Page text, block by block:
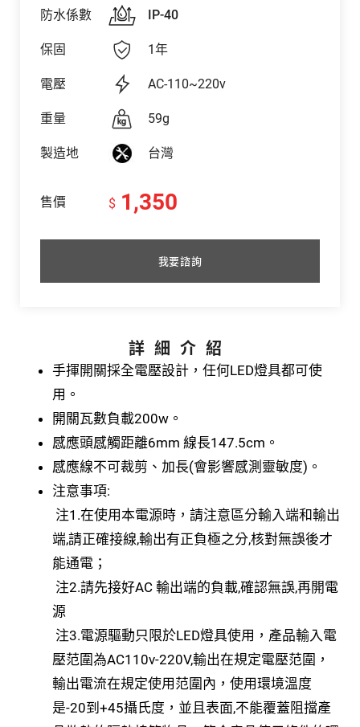
防水係數 IP-40
保固 1年
電壓 AC-110~220v
重量 59g
製造地 台灣
售價 $ 1,350
我要諮詢
詳細介紹
手揮開關採全電壓設計，任何LED燈具都可使
用。
開關瓦數負載200w。
感應頭感觸距離6mm 線長147.5cm。
感應線不可裁剪、加長(會影響感測靈敏度)。
注意事項:
注1.在使用本電源時，請注意區分輸入端和輸出
端,請正確接線,輸出有正負極之分,核對無誤後才
能通電；
注2.請先接好AC 輸出端的負載,確認無誤,再開電
源
注3.電源驅動只限於LED燈具使用，產品輸入電
壓范圍為AC110v-220V,輸出在規定電壓范圍，
輸出電流在規定使用范圍內，使用環境溫度
是-20到+45攝氏度，並且表面,不能覆蓋阻擋產